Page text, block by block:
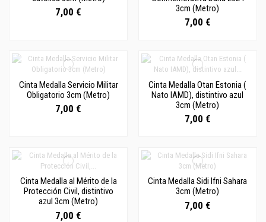
7,00 €
3cm (Metro)
7,00 €
Cinta Medalla Servicio Militar
Obligatorio 3cm (Metro)
7,00 €
Cinta Medalla Otan Estonia (
Nato IAMD), distintivo azul
3cm (Metro)
7,00 €
Cinta Medalla al Mérito de la
Protección Civil, distintivo
azul 3cm (Metro)
7,00 €
Cinta Medalla Sidi Ifni Sahara
3cm (Metro)
7,00 €